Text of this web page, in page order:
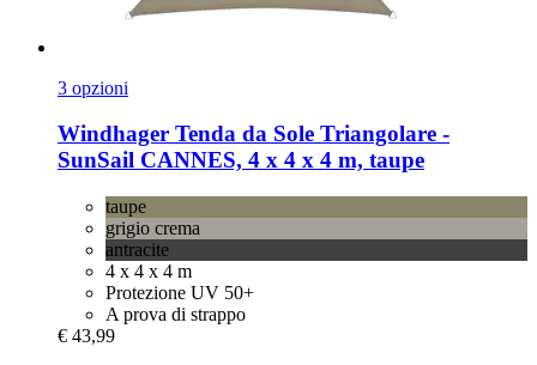
3 opzioni
Windhager Tenda da Sole Triangolare -​
SunSail CANNES, 4 x 4 x 4 m, taupe
taupe
grigio crema
antracite
4 x 4 x 4 m
Protezione UV 50+
A prova di strappo
€ 43,99